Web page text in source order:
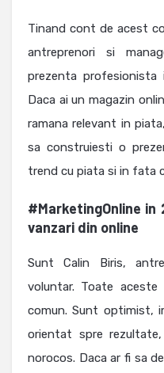
Tinand cont de acest
antreprenori si
prezenta profesionista
Daca ai un magazin
ramana relevant in
sa construiesti o
trend cu piata si in fata
#MarketingOnline in
vanzari din online
Sunt Calin Biris,
voluntar. Toate
comun. Sunt optimist,
orientat spre
norocos. Daca ar fi sa